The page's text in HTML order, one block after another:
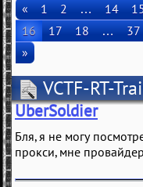
« 1 2 … 14
16
17 18 … 37
»
VCTF-RT-
UberSoldier
Бля, я не могу
прокси, мне